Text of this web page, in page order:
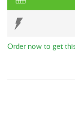
Order now to get